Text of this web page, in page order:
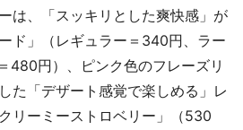
は、「スッキリとした爽快感」が
ド」（レギュラー＝340円、ラー
480円）、ピンク色のフレーズリ
た「デザート感覚で楽しめる」レ
リーミーストロベリー」（530